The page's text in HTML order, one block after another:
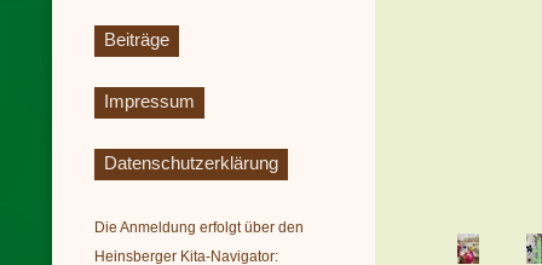
Beiträge
Impressum
Datenschutzerklärung
Die Anmeldung erfolgt über den
Heinsberger Kita-Navigator: